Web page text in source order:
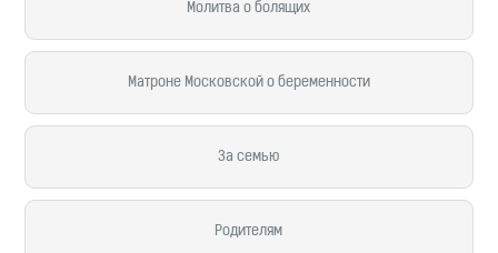
Молитва о болящих
Матроне Московской о беременности
За семью
Родителям